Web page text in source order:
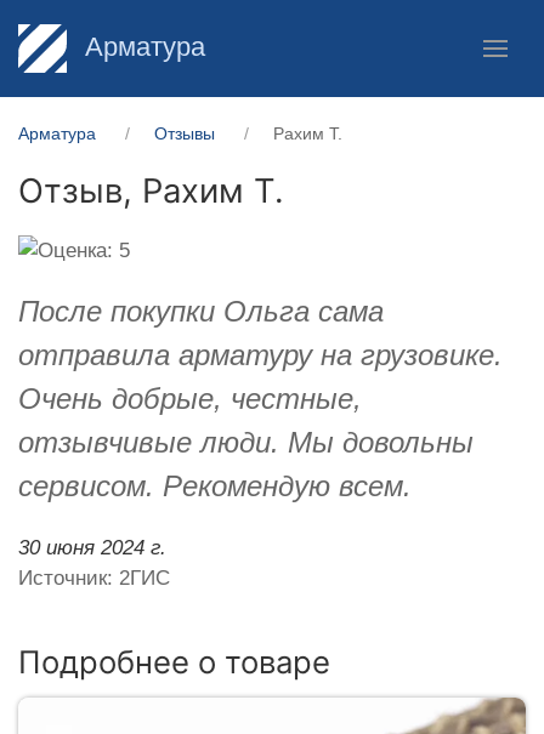
Арматура
Арматура Отзывы Рахим Т.
Отзыв, Рахим Т.
После покупки Ольга сама
отправила арматуру на грузовике.
Очень добрые, честные,
отзывчивые люди. Мы довольны
сервисом. Рекомендую всем.
30 июня 2024 г.
Источник: 2ГИС
Подробнее о товаре